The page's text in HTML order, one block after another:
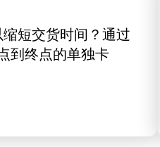
短交货时间？通过
到终点的单独卡